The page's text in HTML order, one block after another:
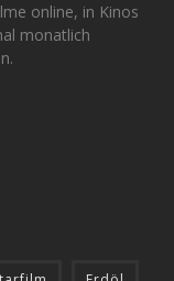
online, in Kinos
monatlich